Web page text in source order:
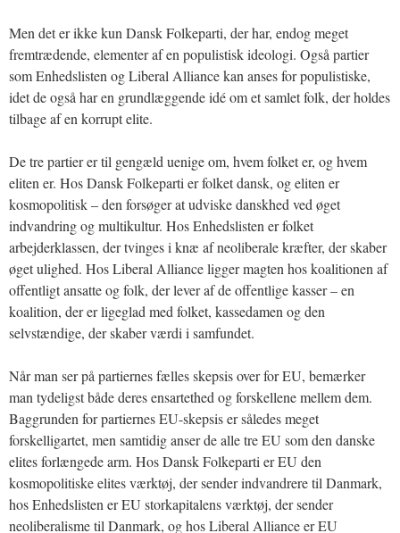
Men det er ikke kun Dansk Folkeparti, der har, endog meget
fremtrædende, elementer af en populistisk ideologi. Også partier
som Enhedslisten og Liberal Alliance kan anses for populistiske,
idet de også har en grundlæggende idé om et samlet folk, der holdes
tilbage af en korrupt elite.
De tre partier er til gengæld uenige om, hvem folket er, og hvem
eliten er. Hos Dansk Folkeparti er folket dansk, og eliten er
kosmopolitisk – den forsøger at udviske danskhed ved øget
indvandring og multikultur. Hos Enhedslisten er folket
arbejderklassen, der tvinges i knæ af neoliberale kræfter, der skaber
øget ulighed. Hos Liberal Alliance ligger magten hos koalitionen af
offentligt ansatte og folk, der lever af de offentlige kasser – en
koalition, der er ligeglad med folket, kassedamen og den
selvstændige, der skaber værdi i samfundet.
Når man ser på partiernes fælles skepsis over for EU, bemærker
man tydeligst både deres ensartethed og forskellene mellem dem.
Baggrunden for partiernes EU-skepsis er således meget
forskelligartet, men samtidig anser de alle tre EU som den danske
elites forlængede arm. Hos Dansk Folkeparti er EU den
kosmopolitiske elites værktøj, der sender indvandrere til Danmark,
hos Enhedslisten er EU storkapitalens værktøj, der sender
neoliberalisme til Danmark, og hos Liberal Alliance er EU